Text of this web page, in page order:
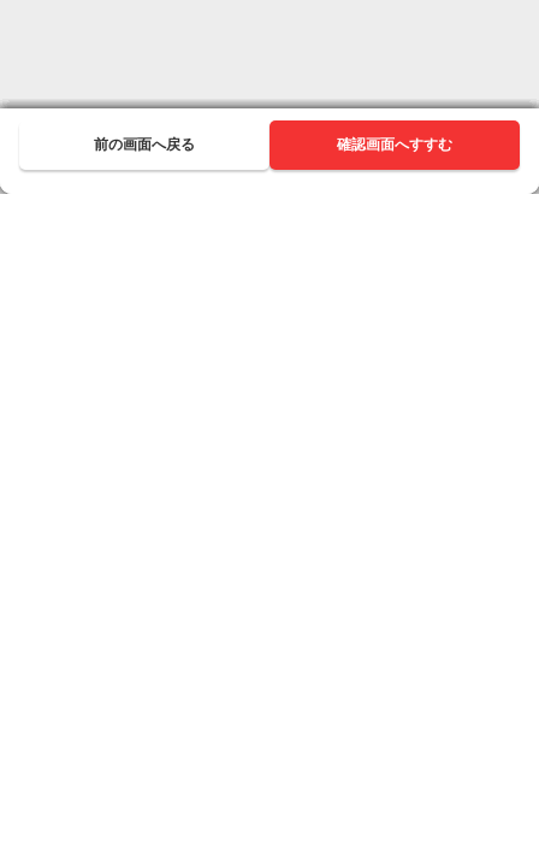
前の画面へ戻る 次へ進む
前の画面へ戻る 次へ進む
前の画面へ戻る 次へ進む
前の画面へ戻る 次へ進む
前の画面へ戻る 次へ進む
前の画面へ戻る 次へ進む
前の画面へ戻る 次へ進む
前の画面へ戻る 次へ進む
前の画面へ戻る 次へ進む
前の画面へ戻る 次へ進む
前の画面へ戻る 確認画面へすすむ